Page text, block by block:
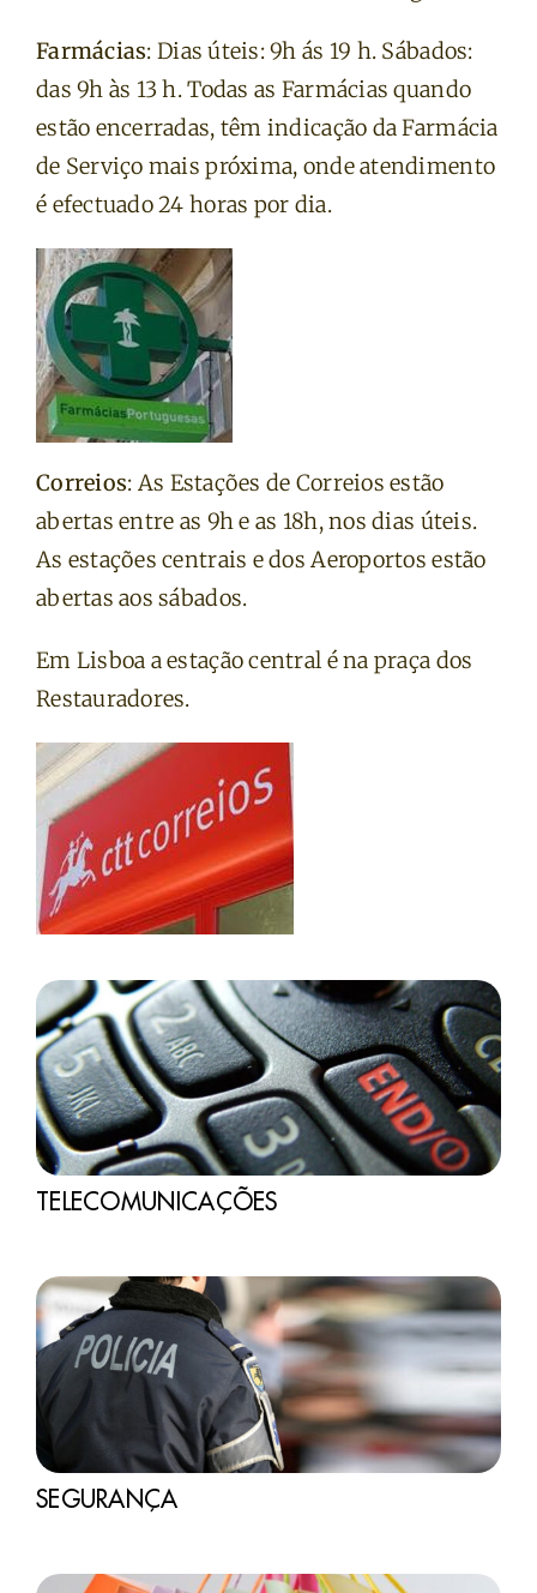
Farmácias: Dias úteis: 9h ás 19 h. Sábados:
das 9h às 13 h. Todas as Farmácias quando
estão encerradas, têm indicação da Farmácia
de Serviço mais próxima, onde atendimento
é efectuado 24 horas por dia.
Correios: As Estações de Correios estão
abertas entre as 9h e as 18h, nos dias úteis.
As estações centrais e dos Aeroportos estão
abertas aos sábados.
Em Lisboa a estação central é na praça dos
Restauradores.
TELECOMUNICAÇÕES
SEGURANÇA